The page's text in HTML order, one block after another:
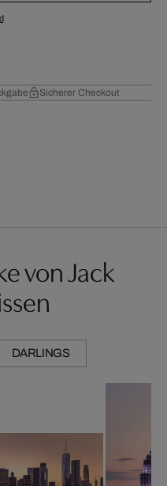
Sicherer Checkout
von Jack
DARLINGS